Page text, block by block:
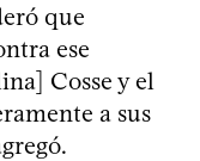
que
ese
Cosse y el
a sus